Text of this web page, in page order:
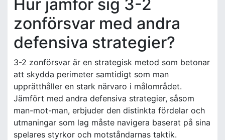
Hur jämför sig 3-2
zonförsvar med andra
defensiva strategier?
3-2 zonförsvar är en strategisk metod som betonar
att skydda perimeter samtidigt som man
upprätthåller en stark närvaro i målområdet.
Jämfört med andra defensiva strategier, såsom
man-mot-man, erbjuder den distinkta fördelar och
utmaningar som lag måste navigera baserat på sina
spelares styrkor och motståndarnas taktik.